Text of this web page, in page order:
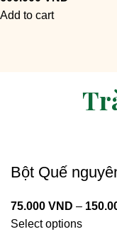
Add to cart
Bột Quế
75.000 VND –
Select options